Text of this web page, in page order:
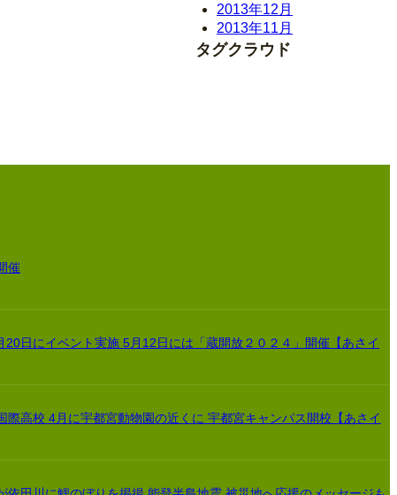
2013年12月
2013年11月
タグクラウド
催
20日にイベント実施 5月12日には「蔵開放２０２４」開催【あさイ
際高校 4月に宇都宮動物園の近くに 宇都宮キャンパス開校【あさイ